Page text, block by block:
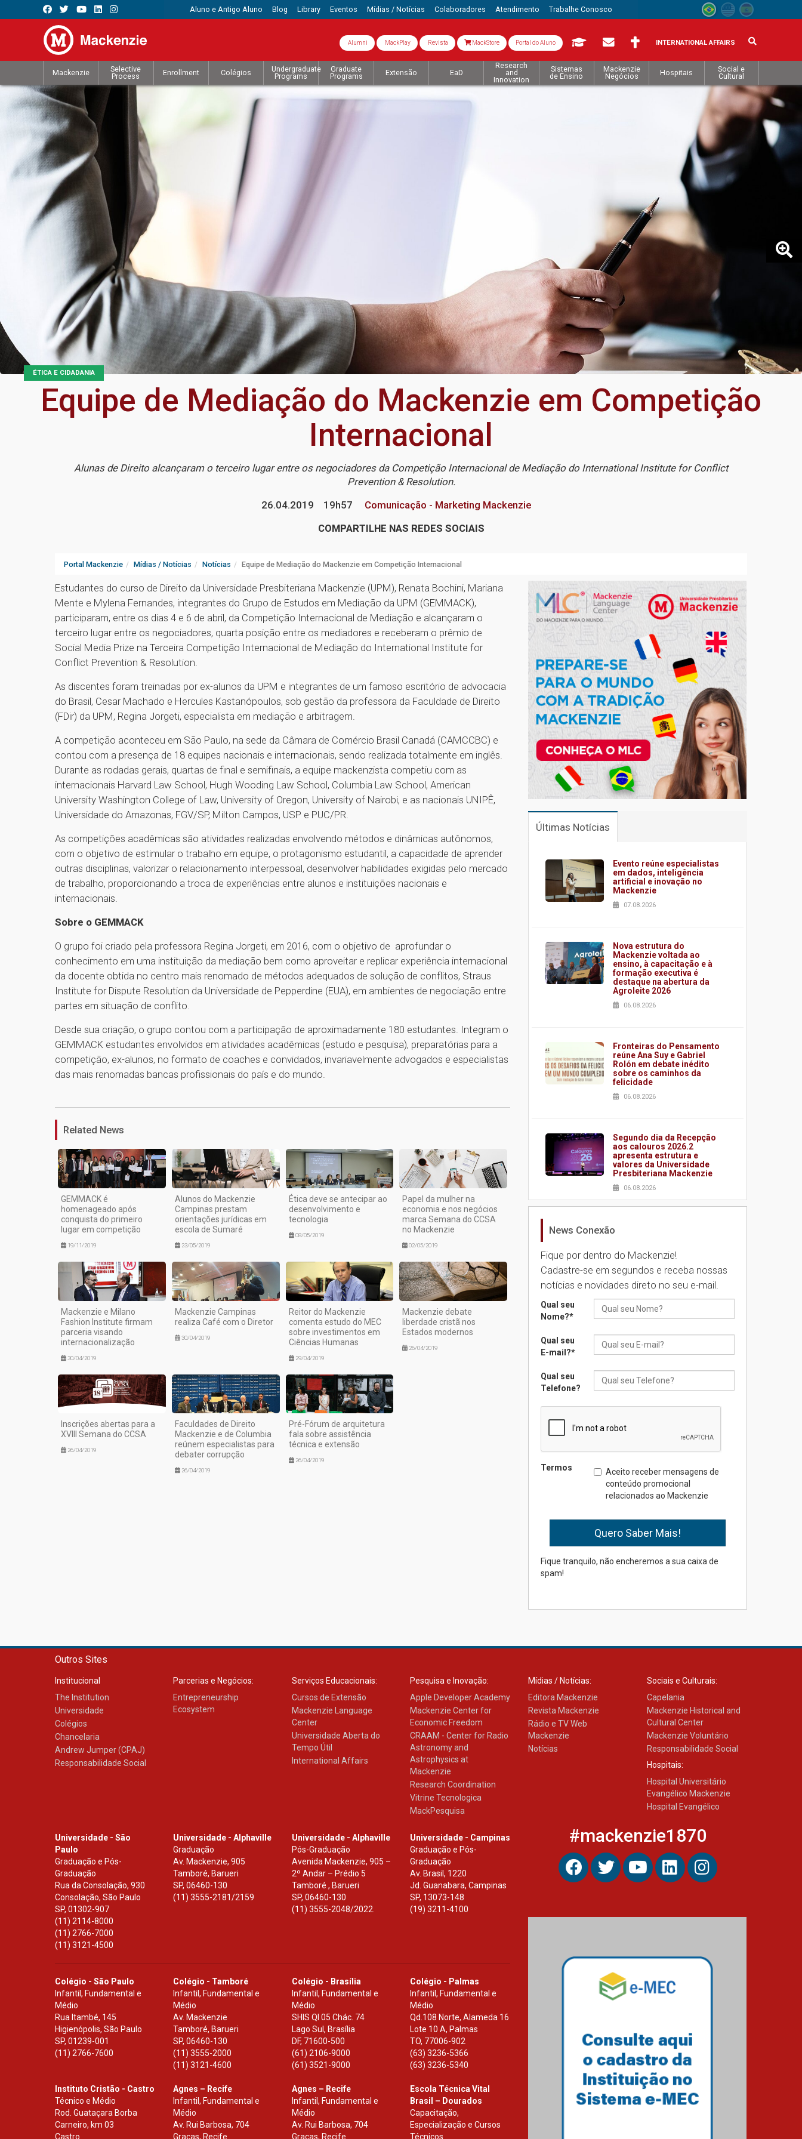
Aluno e Antigo Aluno Blog Library Eventos Mídias / Notícias Colaboradores Atendimento Trabalhe Conosco
Alumni MackPlay Revista MackStore Portal do Aluno INTERNATIONAL AFFAIRS
Mackenzie
Selective
Process
Enrollment Colégios
Undergraduate
Programs
Graduate
Programs
Extensão EaD
Research
and
Innovation
Sistemas
de Ensino
Mackenzie
Negócios
Hospitais
Social e
Cultural
ÉTICA E CIDADANIA
Equipe de Mediação do Mackenzie em Competição
Internacional
Alunas de Direito alcançaram o terceiro lugar entre os negociadores da Competição Internacional de Mediação do International Institute for Conflict
Prevention & Resolution.
26.04.2019
19h57
Comunicação - Marketing Mackenzie
COMPARTILHE NAS REDES SOCIAIS
Portal Mackenzie Mídias / Notícias Notícias Equipe de Mediação do Mackenzie em Competição Internacional
Estudantes do curso de Direito da Universidade Presbiteriana Mackenzie (UPM), Renata Bochini, Mariana
Mente e Mylena Fernandes, integrantes do Grupo de Estudos em Mediação da UPM (GEMMACK),
participaram, entre os dias 4 e 6 de abril, da Competição Internacional de Mediação e alcançaram o
terceiro lugar entre os negociadores, quarta posição entre os mediadores e receberam o prêmio de
Social Media Prize na Terceira Competição Internacional de Mediação do International Institute for
Conflict Prevention & Resolution.
As discentes foram treinadas por ex-alunos da UPM e integrantes de um famoso escritório de advocacia
do Brasil, Cesar Machado e Hercules Kastanópoulos, sob gestão da professora da Faculdade de Direito
(FDir) da UPM, Regina Jorgeti, especialista em mediação e arbitragem.
A competição aconteceu em São Paulo, na sede da Câmara de Comércio Brasil Canadá (CAMCCBC) e
contou com a presença de 18 equipes nacionais e internacionais, sendo realizada totalmente em inglês.
Durante as rodadas gerais, quartas de final e semifinais, a equipe mackenzista competiu com as
internacionais Harvard Law School, Hugh Wooding Law School, Columbia Law School, American
University Washington College of Law, University of Oregon, University of Nairobi, e as nacionais UNIPÊ,
Universidade do Amazonas, FGV/SP, Milton Campos, USP e PUC/PR.
As competições acadêmicas são atividades realizadas envolvendo métodos e dinâmicas autônomos,
com o objetivo de estimular o trabalho em equipe, o protagonismo estudantil, a capacidade de aprender
outras disciplinas, valorizar o relacionamento interpessoal, desenvolver habilidades exigidas pelo mercado
de trabalho, proporcionando a troca de experiências entre alunos e instituições nacionais e
internacionais.
Sobre o GEMMACK
O grupo foi criado pela professora Regina Jorgeti, em 2016, com o objetivo de aprofundar o
conhecimento em uma instituição da mediação bem como aproveitar e replicar experiência internacional
da docente obtida no centro mais renomado de métodos adequados de solução de conflitos, Straus
Institute for Dispute Resolution da Universidade de Pepperdine (EUA), em ambientes de negociação entre
partes em situação de conflito.
Desde sua criação, o grupo contou com a participação de aproximadamente 180 estudantes. Integram o
GEMMACK estudantes envolvidos em atividades acadêmicas (estudo e pesquisa), preparatórias para a
competição, ex-alunos, no formato de coaches e convidados, invariavelmente advogados e especialistas
das mais renomadas bancas profissionais do país e do mundo.
1
Related News
GEMMACK é
homenageado após
conquista do primeiro
lugar em competição
19/11/2019
Alunos do Mackenzie
Campinas prestam
orientações jurídicas em
escola de Sumaré
23/05/2019
Ética deve se antecipar ao
desenvolvimento e
tecnologia
08/05/2019
Papel da mulher na
economia e nos negócios
marca Semana do CCSA
no Mackenzie
02/05/2019
Mackenzie e Milano
Fashion Institute firmam
parceria visando
internacionalização
30/04/2019
Mackenzie Campinas
realiza Café com o Diretor
30/04/2019
Reitor do Mackenzie
comenta estudo do MEC
sobre investimentos em
Ciências Humanas
29/04/2019
Mackenzie debate
liberdade cristã nos
Estados modernos
26/04/2019
Inscrições abertas para a
XVIII Semana do CCSA
26/04/2019
Faculdades de Direito
Mackenzie e de Columbia
reúnem especialistas para
debater corrupção
26/04/2019
Pré-Fórum de arquitetura
fala sobre assistência
técnica e extensão
26/04/2019
Últimas Notícias
Evento reúne especialistas
em dados, inteligência
artificial e inovação no
Mackenzie
07.08.2026
Nova estrutura do
Mackenzie voltada ao
ensino, à capacitação e à
formação executiva é
destaque na abertura da
Agroleite 2026
06.08.2026
Fronteiras do Pensamento
reúne Ana Suy e Gabriel
Rolón em debate inédito
sobre os caminhos da
felicidade
06.08.2026
Segundo dia da Recepção
aos calouros 2026.2
apresenta estrutura e
valores da Universidade
Presbiteriana Mackenzie
06.08.2026
Nova apresentação do
brasileira
05.08.2026
Universidade Mackenzie
realizará nova edição da
05.08.2026
Seminário discute desafios
das novas tecnologias em
04.08.2026
Mackenzie recepciona os
calouros do segundo
semestre de 2026
04.08.2026
Brasília prepara seus
estudantes para o PAS antes
mesmo do Ensino Médio
News Conexão
Fique por dentro do Mackenzie!
Cadastre-se em segundos e receba nossas
notícias e novidades direto no seu e-mail.
Qual seu
Nome?*
Qual seu
E-mail?*
Qual seu
Telefone?
Termos
Aceito receber mensagens de
conteúdo promocional
relacionados ao Mackenzie
Fique tranquilo, não encheremos a sua caixa de
spam!
Outros Sites
Institucional
The Institution
Universidade
Colégios
Chancelaria
Andrew Jumper (CPAJ)
Responsabilidade Social
Parcerias e Negócios:
Entrepreneurship
Ecosystem
Serviços Educacionais:
Cursos de Extensão
Mackenzie Language
Center
Universidade Aberta do
Tempo Útil
International Affairs
Pesquisa e Inovação:
Apple Developer Academy
Mackenzie Center for
Economic Freedom
CRAAM - Center for Radio
Astronomy and
Astrophysics at
Mackenzie
Research Coordination
Vitrine Tecnologica
MackPesquisa
Mídias / Notícias:
Editora Mackenzie
Revista Mackenzie
Rádio e TV Web
Mackenzie
Notícias
Sociais e Culturais:
Capelania
Mackenzie Historical and
Cultural Center
Mackenzie Voluntário
Responsabilidade Social
Hospitais:
Hospital Universitário
Evangélico Mackenzie
Hospital Evangélico
Universidade - São
Paulo
Graduação e Pós-
Graduação
Rua da Consolação, 930
Consolação, São Paulo
SP, 01302-907
(11) 2114-8000
(11) 2766-7000
(11) 3121-4500
Universidade - Alphaville
Graduação
Av. Mackenzie, 905
Tamboré, Barueri
SP,06460-130
(11) 3555-2181/2159
Universidade - Alphaville
Pós-Graduação
Avenida Mackenzie, 905 –
2º Andar – Prédio 5
Tamboré , Barueri
SP, 06460-130
(11) 3555-2048/2022.
Universidade - Campinas
Graduação e Pós-
Graduação
Av. Brasil, 1220
Jd. Guanabara, Campinas
SP, 13073-148
(19) 3211-4100
Colégio - São Paulo
Infantil, Fundamental e
Médio
Rua Itambé, 145
Higienópolis, São Paulo
SP, 01239-001
(11) 2766-7600
Colégio - Tamboré
Infantil, Fundamental e
Médio
Av. Mackenzie
Tamboré, Barueri
SP,06460-130
(11) 3555-2000
(11) 3121-4600
Colégio - Brasília
Infantil, Fundamental e
Médio
SHIS Ql 05 Chác. 74
Lago Sul, Brasília
DF, 71600-500
(61) 2106-9000
(61) 3521-9000
Colégio - Palmas
Infantil, Fundamental e
Médio
Qd.108 Norte, Alameda 16
Lote 10 A, Palmas
TO, 77006-902
(63) 3236-5366
(63) 3236-5340
Instituto Cristão - Castro
Técnico e Médio
Rod. Guataçara Borba
Carneiro, km 03
Castro
Agnes – Recife
Infantil, Fundamental e
Médio
Av. Rui Barbosa, 704
Graças, Recife
Agnes – Recife
Infantil, Fundamental e
Médio
Av. Rui Barbosa, 704
Graças, Recife
Escola Técnica Vital
Brasil – Dourados
Capacitação,
Especialização e Cursos
Técnicos
#mackenzie1870